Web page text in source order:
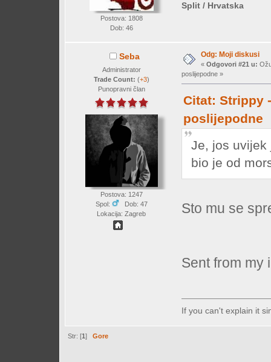
Postova: 1808
Dob: 46
Split / Hrvatska
Seba
Administrator
Trade Count: (+3)
Punopravni član
Postova: 1247
Spol:
Dob: 47
Lokacija: Zagreb
Odg: Moji diskusi
« Odgovori #21 u:
poslijepodne »
Citat: Strippy
poslijepodne
Je, jos uvijek
bio je od
Sto mu se
Sent from my
If you can't explain it
Str: [1]Gore